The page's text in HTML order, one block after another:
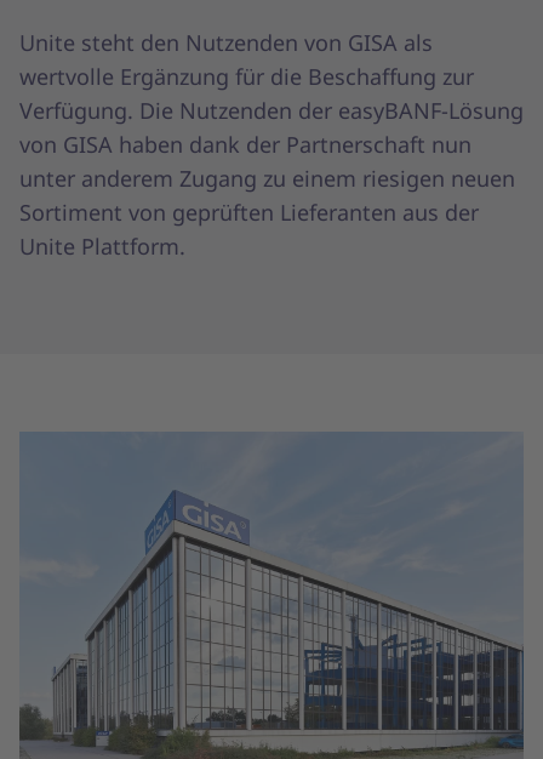
Unite steht den Nutzenden von GISA als
wertvolle Ergänzung für die Beschaffung zur
Verfügung. Die Nutzenden der easyBANF-Lösung
von GISA haben dank der Partnerschaft nun
unter anderem Zugang zu einem riesigen neuen
Sortiment von geprüften Lieferanten aus der
Unite Plattform.